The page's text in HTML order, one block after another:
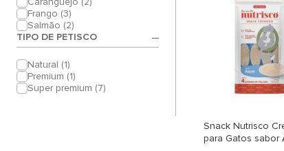
Frango (3)
Salmão (2)
TIPO DE PETISCO
Natural (1)
Premium (1)
Super premium (7)
Snack Nutrisco
para Gatos sabor